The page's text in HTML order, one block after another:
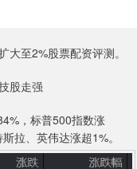
至2%股票配资评测。
股走强
，标普500指数涨
拉、英伟达涨超1%。